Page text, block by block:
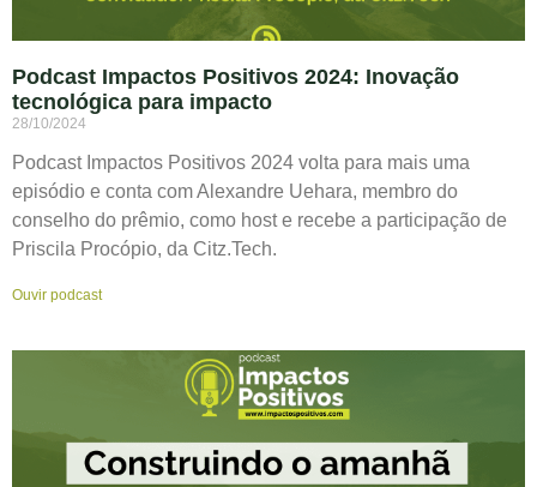
Podcast Impactos Positivos 2024: Inovação
tecnológica para impacto
28/10/2024
Podcast Impactos Positivos 2024 volta para mais uma
episódio e conta com Alexandre Uehara, membro do
conselho do prêmio, como host e recebe a participação de
Priscila Procópio, da Citz.Tech.
Ouvir podcast